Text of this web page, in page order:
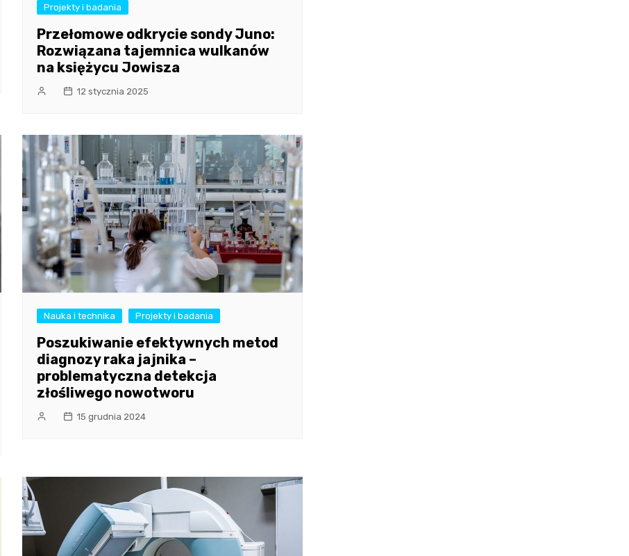
Projekty i badania
Przełomowe odkrycie sondy Juno:
Rozwiązana tajemnica wulkanów
na księżycu Jowisza
12 stycznia 2025
Nauka i technika Projekty i badania
Poszukiwanie efektywnych metod
diagnozy raka jajnika –
problematyczna detekcja
złośliwego nowotworu
15 grudnia 2024